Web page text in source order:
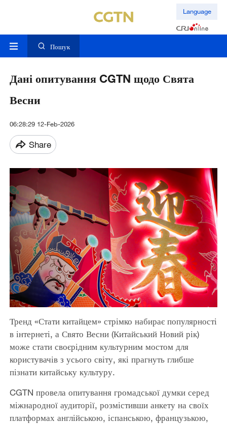
Language
Пошук
Дані опитування CGTN щодо Свята
Весни
06:28:29 12-Feb-2026
Share
Тренд «Стати китайцем» стрімко набирає популярності
в інтернеті, а Свято Весни (Китайський Новий рік)
може стати своєрідним культурним мостом для
користувачів з усього світу, які прагнуть глибше
пізнати китайську культуру.
CGTN провела опитування громадської думки серед
міжнародної аудиторії, розмістивши анкету на своїх
платформах англійською, іспанською, французькою,